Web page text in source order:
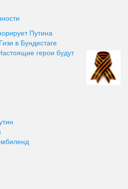
Путина
в Бундестаге
герои будут